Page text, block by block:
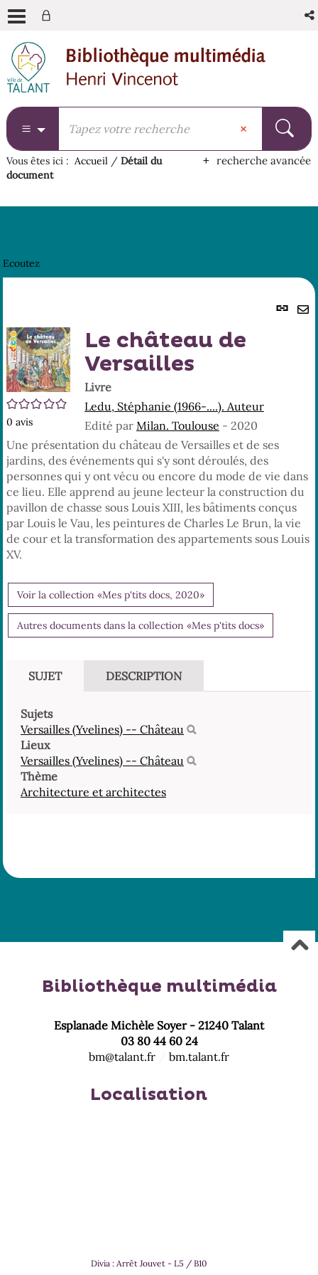
menu
contenu
recherche
recherche avancée
Vous êtes ici : Accueil / Détail du
document
Ecoutez
/5
0 avis
Le château de
Versailles
Livre
Ledu, Stéphanie (1966-....). Auteur
Edité par Milan. Toulouse - 2020
Une présentation du château de Versailles et de ses
jardins, des événements qui s'y sont déroulés, des
personnes qui y ont vécu ou encore du mode de vie dans
ce lieu. Elle apprend au jeune lecteur la construction du
pavillon de chasse sous Louis XIII, les bâtiments conçus
par Louis le Vau, les peintures de Charles Le Brun, la vie
de cour et la transformation des appartements sous Louis
XV.
Voir la collection «Mes p'tits docs, 2020»
Autres documents dans la collection «Mes p'tits docs»
SUJET DESCRIPTION
Sujets
Versailles (Yvelines) -- Château
Lieux
Versailles (Yvelines) -- Château
Thème
Architecture et architectes
Bibliothèque multimédia
Esplanade Michèle Soyer - 21240 Talant
03 80 44 60 24
bm@talant.fr
bm.talant.fr
Localisation
Divia : Arrêt Jouvet - L5 / B10